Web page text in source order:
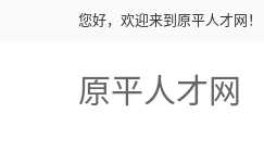
您好，欢迎来到原平人才网！
原平人才网